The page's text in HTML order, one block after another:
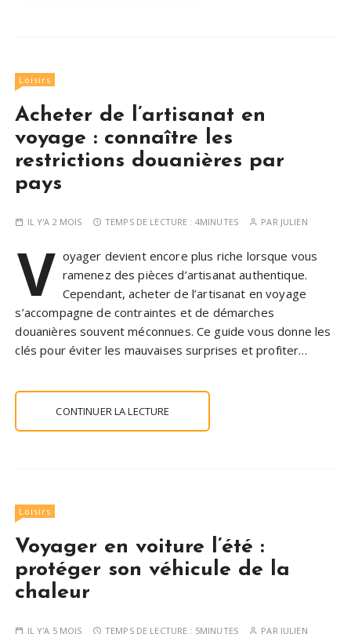
Loisirs
Acheter de l’artisanat en
voyage : connaître les
restrictions douanières par
pays
IL Y'A 2 MOIS TEMPS DE LECTURE : 4MINUTES PAR JULIEN
V oyager devient encore plus riche lorsque vous
ramenez des pièces d’artisanat authentique.
Cependant, acheter de l’artisanat en voyage
s’accompagne de contraintes et de démarches
douanières souvent méconnues. Ce guide vous donne les
clés pour éviter les mauvaises surprises et profiter…
CONTINUER LA LECTURE
Loisirs
Voyager en voiture l’été :
protéger son véhicule de la
chaleur
IL Y'A 5 MOIS TEMPS DE LECTURE : 5MINUTES PAR JULIEN